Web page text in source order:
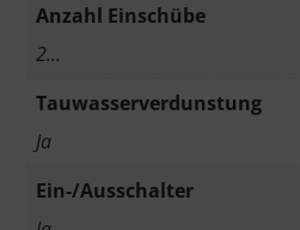
Anzahl Einschübe
2…
Tauwasserverdunstung
Ja
Ein-/Ausschalter